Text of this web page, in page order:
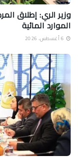
الموارد المائية